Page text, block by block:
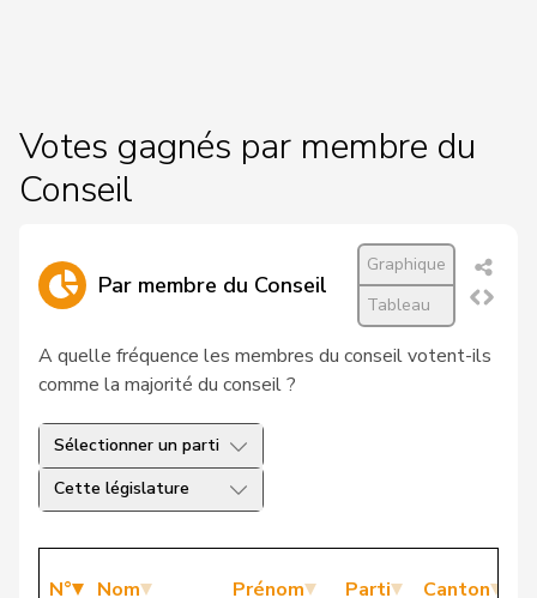
Votes gagnés par membre du
Conseil
Par membre du Conseil
Graphique
Tableau
A quelle fréquence les membres du conseil votent-ils
comme la majorité du conseil ?
Sélectionner un parti
Cette législature
N° Nom Prénom Parti Canton